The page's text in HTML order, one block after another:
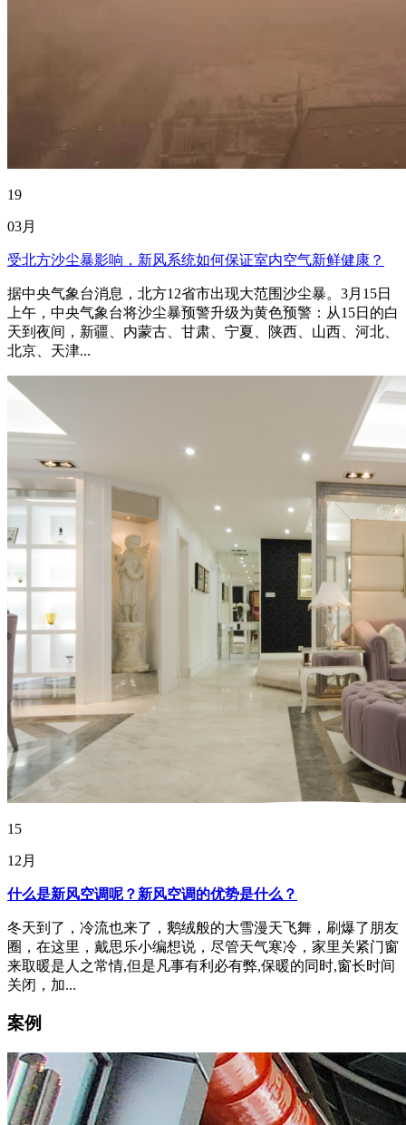
19
03月
受北方沙尘暴影响，新风系统如何保证室内空气新鲜健康？
据中央气象台消息，北方12省市出现大范围沙尘暴。3月15日
上午，中央气象台将沙尘暴预警升级为黄色预警：从15日的白
天到夜间，新疆、内蒙古、甘肃、宁夏、陕西、山西、河北、
北京、天津...
15
12月
什么是新风空调呢？新风空调的优势是什么？
冬天到了，冷流也来了，鹅绒般的大雪漫天飞舞，刷爆了朋友
圈，在这里，戴思乐小编想说，尽管天气寒冷，家里关紧门窗
来取暖是人之常情,但是凡事有利必有弊,保暖的同时,窗长时间
关闭，加...
案例